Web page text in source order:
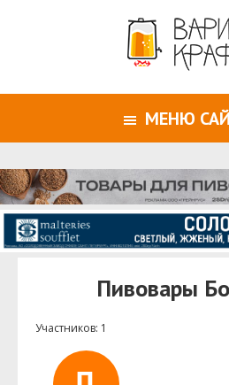
МЕНЮ
Пивовары
Участников: 1